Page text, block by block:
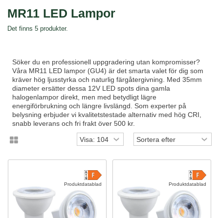
MR11 LED Lampor
Det finns 5 produkter.
Söker du en professionell uppgradering utan kompromisser?
Våra MR11 LED lampor (GU4) är det smarta valet för dig som
kräver hög ljusstyrka och naturlig färgåtergivning. Med 35mm
diameter ersätter dessa 12V LED spots dina gamla
halogenlampor direkt, men med betydligt lägre
energiförbrukning och längre livslängd. Som experter på
belysning erbjuder vi kvalitetstestade alternativ med hög CRI,
snabb leverans och fri frakt över 500 kr.
Produktdatablad Produktdatablad